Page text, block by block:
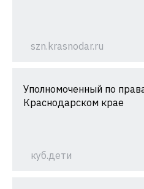
szn.krasnodar.ru
Уполномоченный по
Краснодарском крае
куб.дети